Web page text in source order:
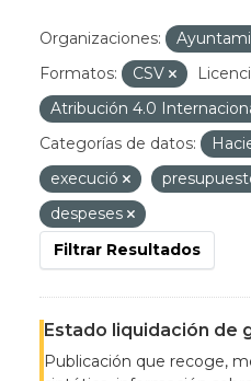
Organizaciones:
Formatos:
CSV
Atribución 4.0
Categorías de datos:
execució
despeses
Filtrar Resultados
Estado liquidación de
Publicación que recoge,